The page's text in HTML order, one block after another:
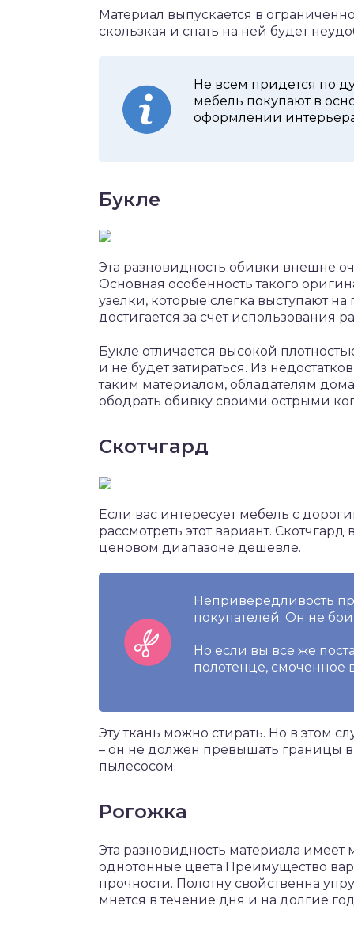
Материал выпускается в
скользкая и спать на ней будет
Не всем придется по
мебель покупают в
оформлении
Букле
Эта разновидность обивки внешне
Основная особенность такого
узелки, которые слегка выступают
достигается за счет использования
Букле отличается высокой
и не будет затираться. Из
таким материалом, обладателям
ободрать обивку своими острыми
Скотчгард
Если вас интересует мебель с
рассмотреть этот вариант.
ценовом диапазоне дешевле.
Непривередливость
покупателей. Он не
Но если вы все же
полотенце, смоченное
Эту ткань можно стирать. Но в этом
– он не должен превышать границы
пылесосом.
Рогожка
Эта разновидность материала
однотонные цвета.Преимущество
прочности. Полотну свойственна
мнется в течение дня и на долгие